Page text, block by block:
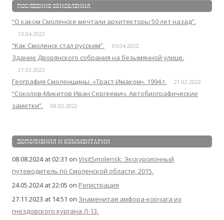
ПОСЛЕДНИЕ ОБНОВЛЕНИЯ
“О каком Смоленске мечтали архитекторы 50 лет назад”.
13.04.2022
“Как Смоленск стал русским”. 05.04.2022
Здание Дворянского собрания на безымянной улице.
21.03.2022
География Смоленщины. «Траст-Имаком». 1994 г. 21.02.2022
“Соколов-Микитов Иван Сергеевич. Автобиографические
заметки”.
08.02.2022
ДОПОЛНЕНИЯ И КОММЕНТАРИИ
08.08.2024 at 02:31 on VisitSmolensk: Экскурсионный
путеводитель по Смоленской области, 2015.
24.05.2024 at 22:05 on Регистрация
27.11.2023 at 14:51 on Знаменитая амфора-корчага из
гнездовского кургана Л-13.